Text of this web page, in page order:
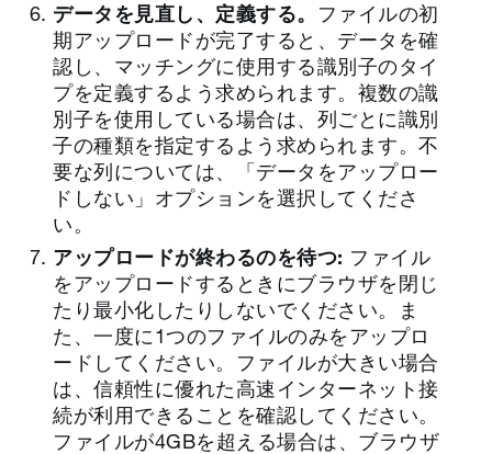
データを見直し、定義する。
ファイルの初
期アップロードが完了すると、データを確
認し、マッチングに使用する識別子のタイ
プを定義するよう求められます。複数の識
別子を使用している場合は、列ごとに識別
子の種類を指定するよう求められます。不
要な列については、「データをアップロー
ドしない」オプションを選択してくださ
い。
アップロードが終わるのを待つ: ファイル
をアップロードするときにブラウザを閉じ
たり最小化したりしないでください。ま
た、一度に1つのファイルのみをアップロ
ードしてください。ファイルが大きい場合
は、信頼性に優れた高速インターネット接
続が利用できることを確認してください。
ファイルが4GBを超える場合は、ブラウザ